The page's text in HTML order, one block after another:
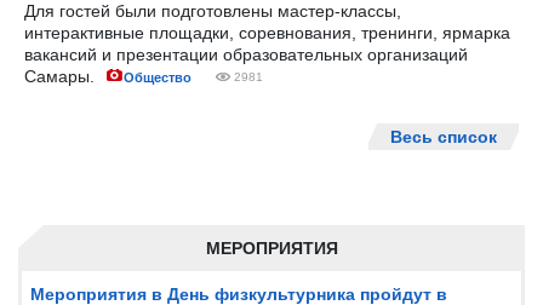
МЕРОПРИЯТИЯ
Мероприятия в День физкультурника пройдут в
Для гостей были подготовлены мастер-классы,
интерактивные площадки, соревнования, тренинги, ярмарка
вакансий и презентации образовательных организаций
Самары.
Общество 2981
Весь список